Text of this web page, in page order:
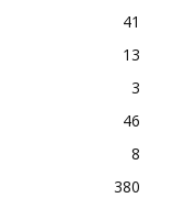
41
13
3
46
8
380